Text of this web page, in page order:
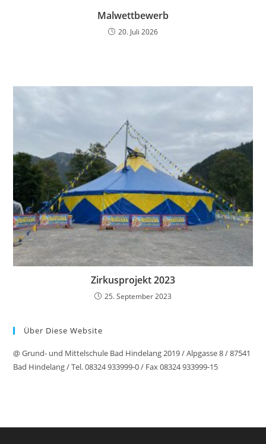
Malwettbewerb
20. Juli 2026
Zirkusprojekt 2023
25. September 2023
Über Diese Website
@ Grund- und Mittelschule Bad Hindelang 2019 / Alpgasse 8 / 87541
Bad Hindelang / Tel. 08324 933999-0 / Fax 08324 933999-15